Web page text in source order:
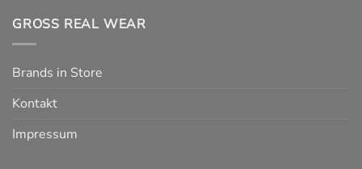
GROSS REAL WEAR
Brands in Store
Kontakt
Impressum